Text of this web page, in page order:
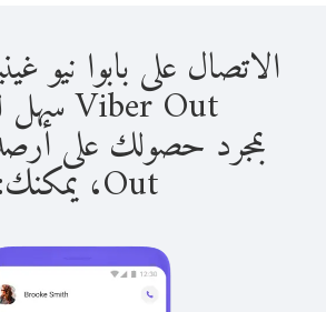
الاتصال على بابوا نيو
Viber Out سهل للغاية.
Out، يمكنك: